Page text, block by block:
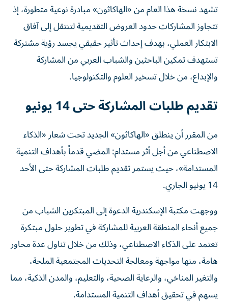
تشهد نسخة هذا العام من «الهاكاثون» مبادرة نوعية متطورة، إذ
تتجاوز المشاركات حدود العروض التقديمية لتنتقل إلى آفاق
الابتكار العملي، بهدف إحداث تأثير حقيقي يجسد رؤية مشتركة
تستهدف تمكين الباحثين والشباب العربي من المشاركة
والإبداع، من خلال تسخير العلوم والتكنولوجيا.
تقديم طلبات المشاركة حتى 14 يونيو
من المقرر أن ينطلق «الهاكاثون» الجديد تحت شعار «الذكاء
الاصطناعي من أجل أثر مستدام: المضي قدماً بأهداف التنمية
المستدامة»، حيث يستمر تقديم طلبات المشاركة حتى الأحد
14 يونيو الجاري.
ووجهت مكتبة الإسكندرية الدعوة إلى المبتكرين الشباب من
جميع أنحاء المنطقة العربية للمشاركة في تطوير حلول مبتكرة
تعتمد على الذكاء الاصطناعي، وذلك من خلال تناول عدة محاور
هامة، منها مواجهة ومعالجة التحديات المجتمعية الملحة،
والتغير المناخي، والرعاية الصحية، والتعليم، والمدن الذكية، مما
يسهم في تحقيق أهداف التنمية المستدامة.